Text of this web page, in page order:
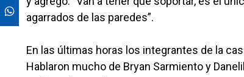
agarrados de las paredes”.
En las últimas horas los integrantes de la
Hablaron mucho de Bryan Sarmiento y